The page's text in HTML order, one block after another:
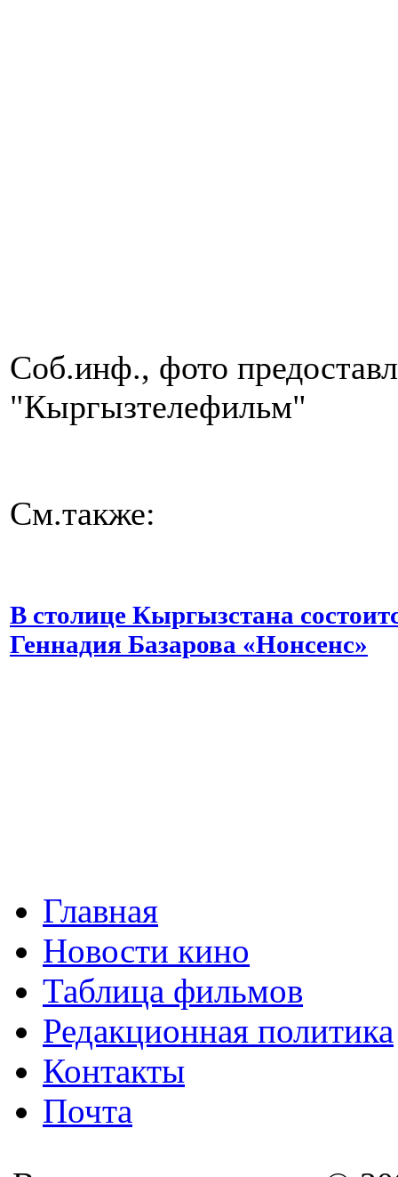
Соб.инф., фото
"Кыргызтелефильм"
См.также:
В столице Кыргызстана
Геннадия Базарова «Нонсенс»
Главная
Новости кино
Таблица фильмов
Редакционная политика
Контакты
Почта